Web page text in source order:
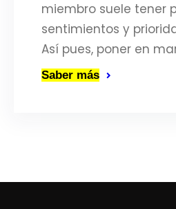
miembro suele tener
sentimientos y
Así pues, poner en
Saber más